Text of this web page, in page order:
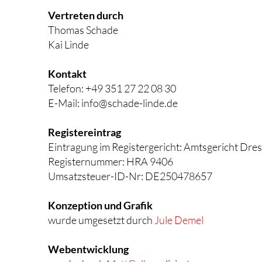
Vertreten durch
Thomas Schade
Kai Linde
Kontakt
Telefon: +49 351 27 22 08 30
E-Mail: info@schade-linde.de
Registereintrag
Eintragung im Registergericht: Amtsgericht
Registernummer: HRA 9406
Umsatzsteuer-ID-Nr: DE250478657
Konzeption und Grafik
wurde umgesetzt durch Jule Demel
Webentwicklung